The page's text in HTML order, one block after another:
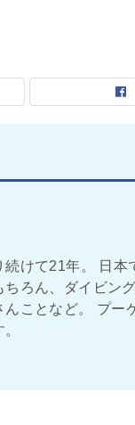
続けて21年。 日
ちろん、ダイビン
んことなど。 プー